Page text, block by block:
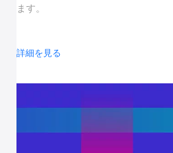
ます。
詳細を見る